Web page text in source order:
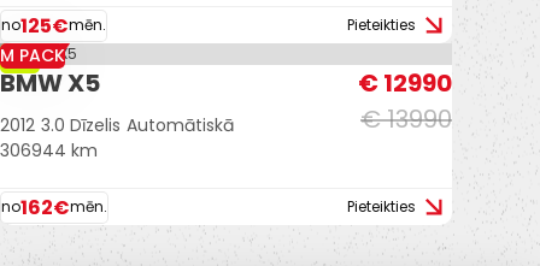
no125€mēn. Pieteikties
-7%
M PACK
BMW X5
€ 13990
€ 12990
2012 3.0 Dīzelis Automātiskā
306944 km
no162€mēn. Pieteikties